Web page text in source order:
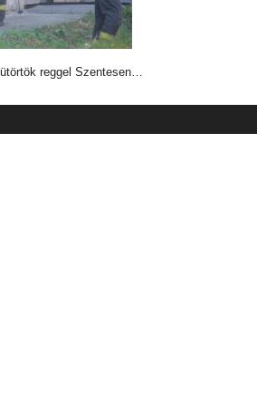
reggel Szentesen…